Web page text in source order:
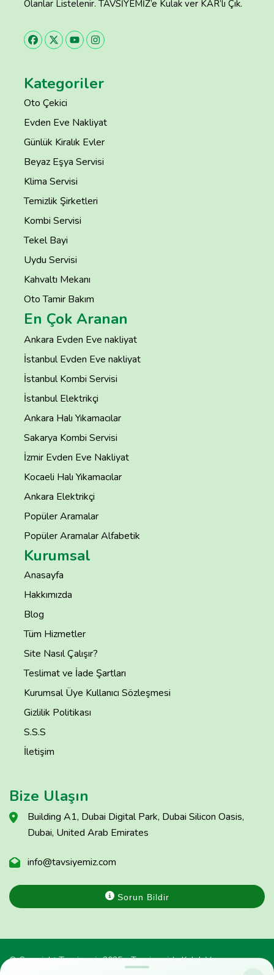
Olanlar Listelenir. TAVSİYEMİZ’e Kulak ver KAR’lı Çık.
Kategoriler
Oto Çekici
Evden Eve Nakliyat
Günlük Kiralık Evler
Beyaz Eşya Servisi
Klima Servisi
Temizlik Şirketleri
Kombi Servisi
Tekel Bayi
Uydu Servisi
Kahvaltı Mekanı
Oto Tamir Bakım
En Çok Aranan
Ankara Evden Eve nakliyat
İstanbul Evden Eve nakliyat
İstanbul Kombi Servisi
İstanbul Elektrikçi
Ankara Halı Yıkamacılar
Sakarya Kombi Servisi
İzmir Evden Eve Nakliyat
Kocaeli Halı Yıkamacılar
Ankara Elektrikçi
Popüler Aramalar
Popüler Aramalar Alfabetik
Kurumsal
Anasayfa
Hakkımızda
Blog
Tüm Hizmetler
Site Nasıl Çalışır?
Teslimat ve İade Şartları
Kurumsal Üye Kullanıcı Sözleşmesi
Gizlilik Politikası
S.S.S
İletişim
Bize Ulaşın
Building A1, Dubai Digital Park, Dubai Silicon Oasis,
Dubai, United Arab Emirates
info@tavsiyemiz.com
Sorun Bildir
© Copyright Tavsiyemiz 2025 - Tavsiyemiz'e Kulak Ver